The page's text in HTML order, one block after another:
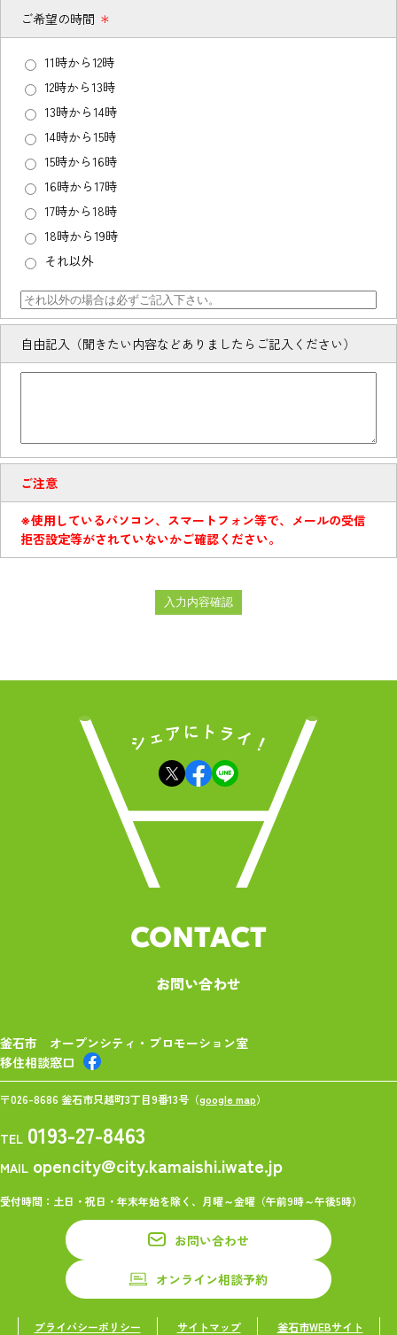
ご希望の時間 ＊
11時から12時
12時から13時
13時から14時
14時から15時
15時から16時
16時から17時
17時から18時
18時から19時
それ以外
自由記入（聞きたい内容などありましたらご記入ください）
ご注意
※使用しているパソコン、スマートフォン等で、メールの受信
拒否設定等がされていないかご確認ください。
CONTACT
お問い合わせ
釜石市 オープンシティ・プロモーション室
移住相談窓口
〒026-8686 釜石市只越町3丁目9番13号（google map）
TEL 0193-27-8463
MAIL opencity@city.kamaishi.iwate.jp
受付時間：土日・祝日・年末年始を除く、月曜～金曜（午前9時～午後5時）
お問い合わせ
オンライン相談予約
プライバシーポリシー サイトマップ 釜石市WEBサイト